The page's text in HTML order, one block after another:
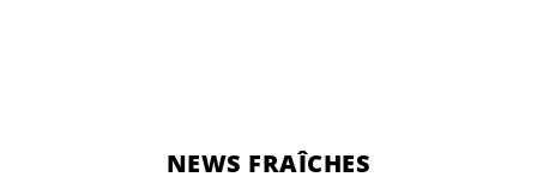
NEWS FRAÎCHES